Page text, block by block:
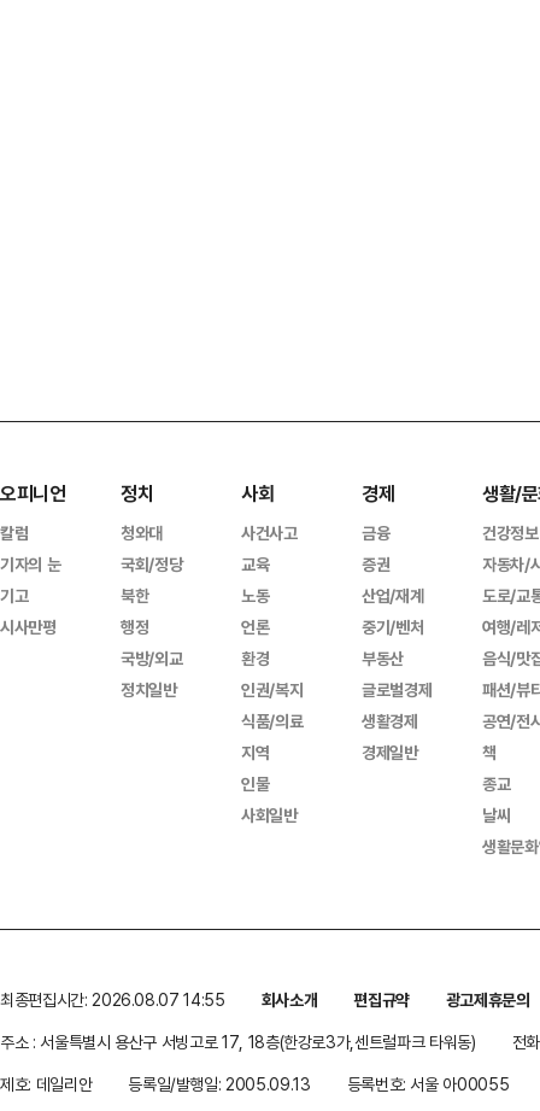
오피니언
칼럼
기자의 눈
기고
시사만평
정치
청와대
국회/정당
북한
행정
국방/외교
정치일반
사회
사건사고
교육
노동
언론
환경
인권/복지
식품/의료
지역
인물
사회일반
경제
금융
증권
산업/재계
중기/벤처
부동산
글로벌경제
생활경제
경제일반
생활/
건강정보
자동차/
도로/교
여행/레
음식/맛
패션/뷰
공연/전
책
종교
날씨
생활문
최종편집시간: 2026.08.07 14:55 회사소개 편집규약
광고제휴문의
주소 : 서울특별시 용산구 서빙고로 17, 18층(한강로3가,센트럴파크 타워동)
전
제호: 데일리안
등록일/발행일: 2005.09.13 등록번호: 서울 아00055